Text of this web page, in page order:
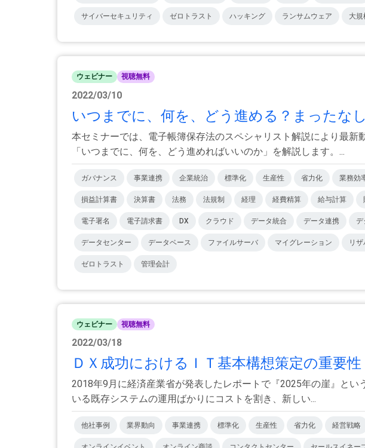
サイバーセキュリティ ゼロトラスト ハッキング ランサムウェア 大規
ウェビナー 視聴無料
2022/03/10
いつまでに、何を、どう進める？まったな
本セミナーでは、電子帳簿保存法のスペシャリスト解説により最
「いつまでに、何を、どう進めればいいのか」を解説します。...
ガバナンス 事業連携 企業統治 標準化 生産性 省力化 業務効
損益計算書 決算書 法務 法規制 経理 経費精算 給与計算
電子署名 電子請求書 DX クラウド データ統合 データ連携 デ
データセンター データベース ファイルサーバ マイグレーション リ
ゼロトラスト 管理会計
ウェビナー 視聴無料
2022/03/18
ＤＸ成功におけるＩＴ基本構想策定の重要
2018年9月に経済産業省が発表したレポートで『2025年の崖』と
いる既存システムの運用ばかりにコストを割き、新しい...
他社事例 業界動向 事業連携 標準化 生産性 省力化 経営戦略